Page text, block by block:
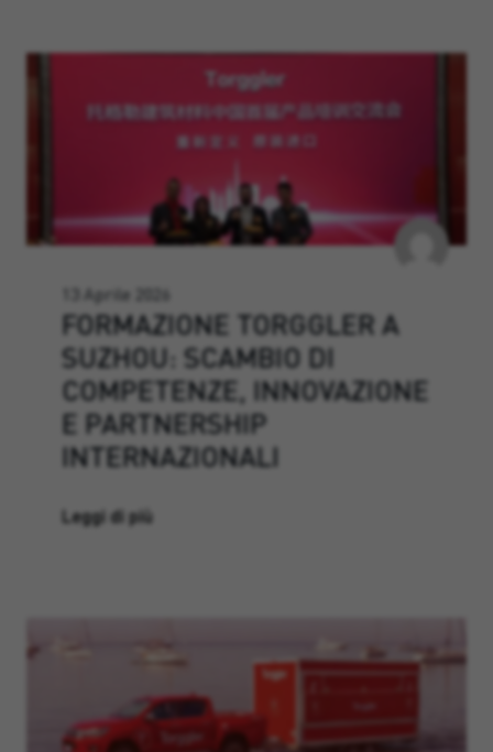
13 Aprile 2026
FORMAZIONE TORGGLER A
SUZHOU: SCAMBIO DI
COMPETENZE, INNOVAZIONE
E PARTNERSHIP
INTERNAZIONALI
Leggi di più